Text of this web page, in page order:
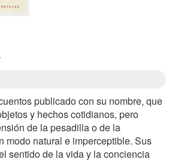
publicado con su nombre, que
y hechos cotidianos, pero
de la pesadilla o de la
modo natural e imperceptible. Sus
sentido de la vida y la conciencia